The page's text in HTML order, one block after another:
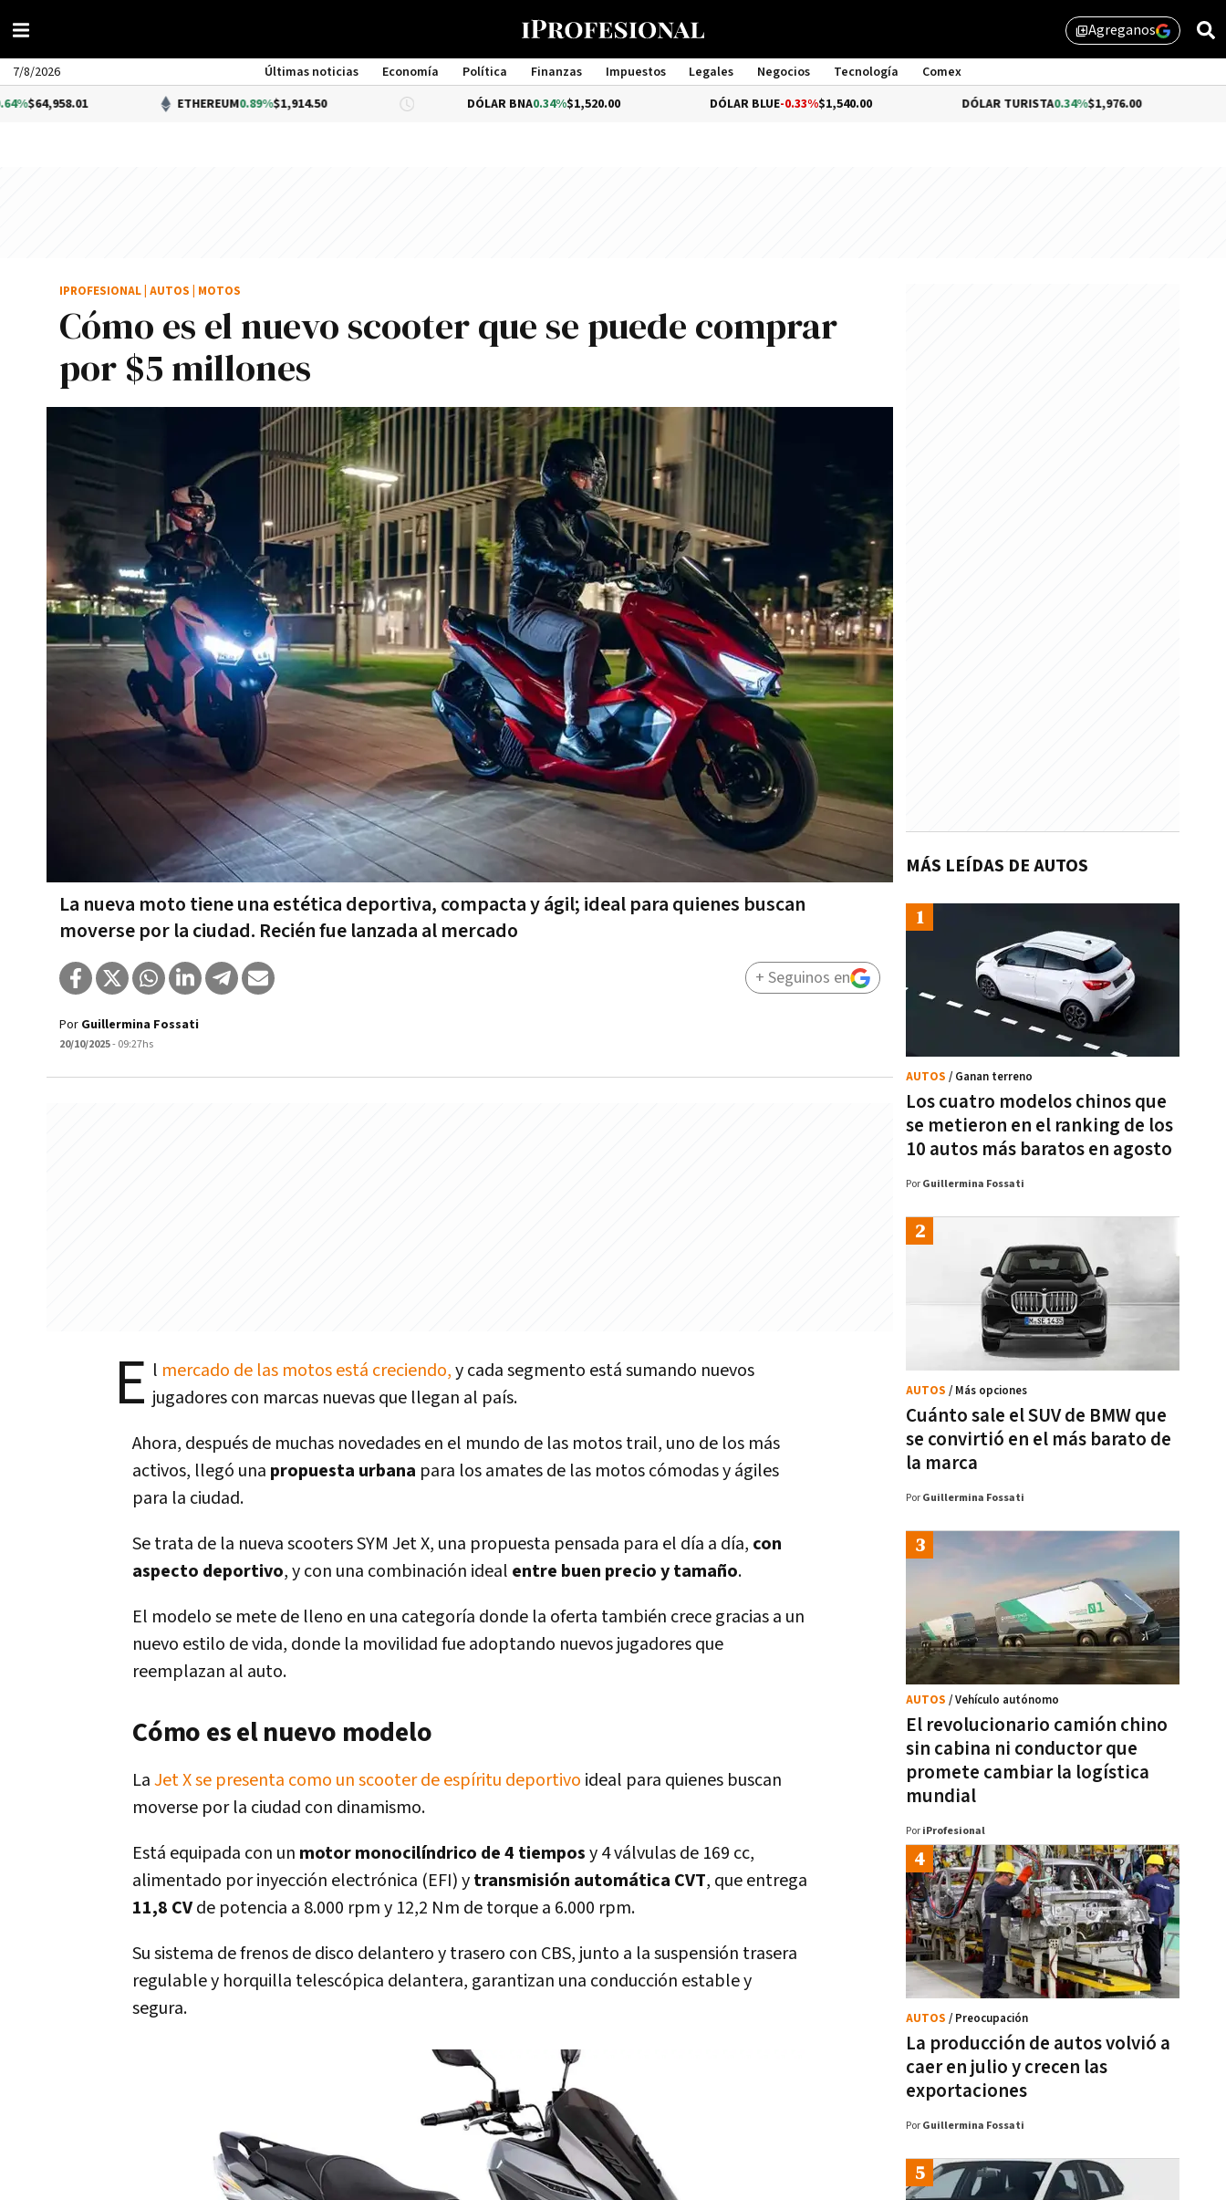
library_addAgreganos
7/8/2026 Últimas noticias Economía Política Finanzas Impuestos Legales Negocios Tecnología
Comex
Management
0.89%$1,914.50 DÓLAR BNA 0.34%$1,520.00 -0.33%$1,540.00 DÓLAR TURISTA0.34%$1,976.00
Cómo es el nuevo scooter que se puede comprar
por $5 millones
La nueva moto tiene una estética deportiva, compacta y ágil; ideal para quienes buscan
moverse por la ciudad. Recién fue lanzada al mercado
IPROFESIONAL AUTOS MOTOS
Por Guillermina Fossati
20/10/2025- 09:27hs
+ Seguinos en
E l mercado de las motos está creciendo,y cada segmento está sumando nuevos
jugadores con marcas nuevas que llegan al país.
Ahora, después de muchas novedades en el mundo de las motos trail, uno de los más
activos, llegó una propuesta urbana para los amates de las motos cómodas y ágiles
para la ciudad.
Se trata de la nueva scooters SYM Jet X, una propuesta pensada para el día a día, con
aspecto deportivo, y con una combinación ideal entre buen precio y tamaño.
El modelo se mete de lleno en una categoría donde la oferta también crece gracias a un
nuevo estilo de vida, donde la movilidad fue adoptando nuevos jugadores que
reemplazan al auto.
Cómo es el nuevo modelo
LaJet X se presenta como un scooter de espíritu deportivo ideal para quienes buscan
moverse por la ciudad con dinamismo.
Está equipada con un motor monocilíndrico de 4 tiemposy 4 válvulas de 169 cc,
alimentado por inyección electrónica (EFI) ytransmisión automática CVT, que entrega
11,8 CVde potencia a 8.000 rpm y 12,2 Nm de torque a 6.000 rpm.
Su sistema de frenos de disco delantero y trasero con CBS, junto a la suspensión trasera
regulable y horquilla telescópica delantera, garantizan una conducción estable y
segura.
MÁS LEÍDAS DE AUTOS
Los cuatro modelos chinos que
se metieron en el ranking de los
10 autos más baratos en agosto
AUTOS / Ganan terreno
Por Guillermina Fossati
Cuánto sale el SUV de BMW que
se convirtió en el más barato de
la marca
AUTOS / Más opciones
Por Guillermina Fossati
El revolucionario camión chino
sin cabina ni conductor que
promete cambiar la logística
mundial
AUTOS / Vehículo autónomo
Por iProfesional
La producción de autos volvió a
caer en julio y crecen las
exportaciones
AUTOS / Preocupación
Por Guillermina Fossati